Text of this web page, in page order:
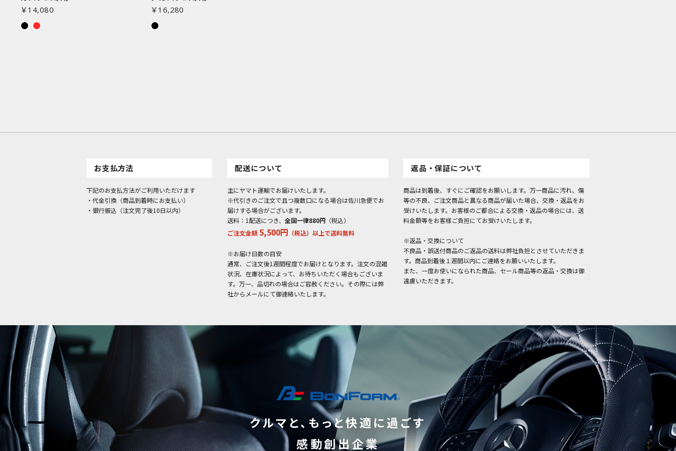
￥14,080 ￥16,280
お支払方法
下記のお支払方法がご利用いただけます
・代金引換（商品到着時にお支払い）
・銀行振込（注文完了後10日以内）
配送について
主にヤマト運輸でお届けいたします。
※代引きのご注文で且つ複数口になる場合は佐川急便でお
届けする場合がございます。
送料：1配送につき、 全国一律880円 （税込）
ご注文金額 5,500円 （税込）以上で送料無料
※お届け日数の目安
通常、ご注文後1週間程度でお届けとなります。注文の混雑
状況、在庫状況によって、お待ちいただく場合もございま
す。万一、品切れの場合はご容赦ください。その際には弊
社からメールにて御連絡いたします。
返品・保証について
商品は到着後、すぐにご確認をお願いします。万一商品に汚れ、傷
等の不良、ご注文商品と異なる商品が届いた場合、交換・返品をお
受けいたします。お客様のご都合による交換・返品の場合には、送
料金額等をお客様ご負担にてお受けいたします。
※返品・交換について
不良品・誤送付商品のご返品の送料は弊社負担とさせていただきま
す。商品到着後１週間以内にご連絡をお願いいたします。
また、一度お使いになられた商品、セール商品等の返品・交換は御
遠慮いただきます。
クルマと、もっと快適に過ごす
感動創出企業